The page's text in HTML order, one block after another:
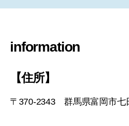
information
【住所】
〒370-2343 群馬県富岡市七